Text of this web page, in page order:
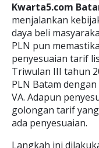
Kwarta5.com
menjalankan
daya beli
PLN pun
penyesuaian tarif
Triwulan III tahun
PLN Batam
VA. Adapun
golongan tarif
ada penyesuaian.
Langkah ini